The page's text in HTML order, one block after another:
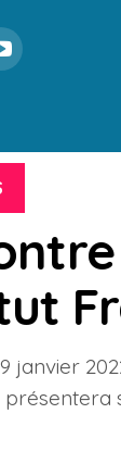
janvier